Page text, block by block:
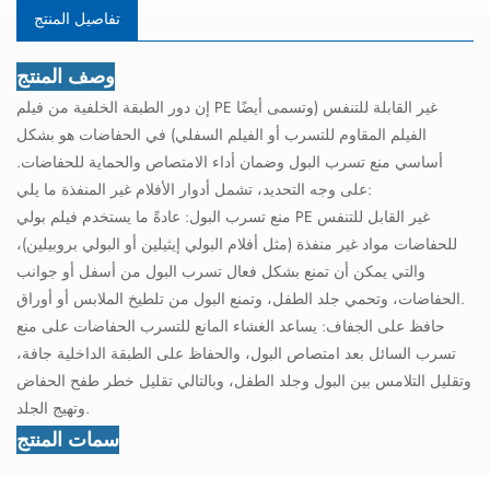
تفاصيل المنتج
وصف المنتج
إن دور الطبقة الخلفية من فيلم PE غير القابلة للتنفس (وتسمى أيضًا
الفيلم المقاوم للتسرب أو الفيلم السفلي) في الحفاضات هو بشكل
أساسي منع تسرب البول وضمان أداء الامتصاص والحماية للحفاضات.
على وجه التحديد، تشمل أدوار الأفلام غير المنفذة ما يلي:
منع تسرب البول: عادةً ما يستخدم فيلم بولي PE غير القابل للتنفس
للحفاضات مواد غير منفذة (مثل أفلام البولي إيثيلين أو البولي بروبيلين)،
والتي يمكن أن تمنع بشكل فعال تسرب البول من أسفل أو جوانب
الحفاضات، وتحمي جلد الطفل، وتمنع البول من تلطيخ الملابس أو أوراق.
حافظ على الجفاف: يساعد الغشاء المانع للتسرب الحفاضات على منع
تسرب السائل بعد امتصاص البول، والحفاظ على الطبقة الداخلية جافة،
وتقليل التلامس بين البول وجلد الطفل، وبالتالي تقليل خطر طفح الحفاض
وتهيج الجلد.
سمات المنتج